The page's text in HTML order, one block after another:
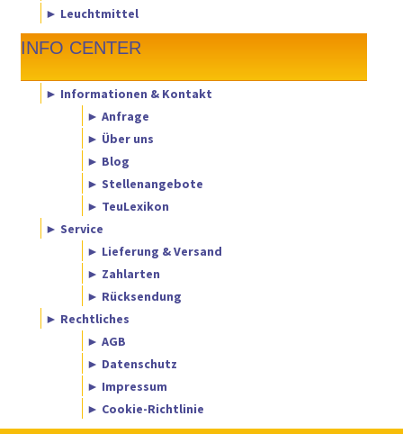
► Leuchtmittel
INFO CENTER
► Informationen & Kontakt
► Anfrage
► Über uns
► Blog
► Stellenangebote
► TeuLexikon
► Service
► Lieferung & Versand
► Zahlarten
► Rücksendung
► Rechtliches
► AGB
► Datenschutz
► Impressum
► Cookie-Richtlinie